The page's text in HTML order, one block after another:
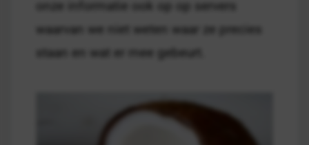
onze informatie ook op op servers
waarvan we niet weten waar ze precies
staan en wat er mee gebeurt.